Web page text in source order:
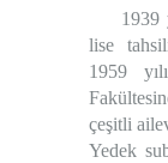
1939
lise
1959
çeşitli
Yedek